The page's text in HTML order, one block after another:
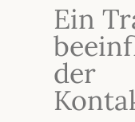
Ein
der